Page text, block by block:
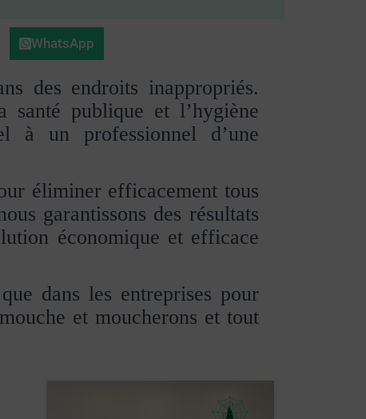
WhatsApp
des endroits inappropriés.
santé publique et l’hygiène
à un professionnel d’une
éliminer efficacement tous
garantissons des résultats
économique et efficace
dans les entreprises pour
et moucherons et tout